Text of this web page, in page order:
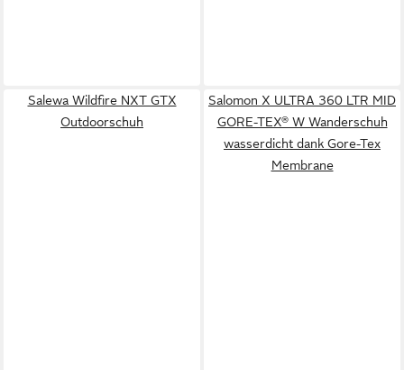
Salewa Wildfire NXT GTX
Outdoorschuh
Salomon X ULTRA 360 LTR MID
GORE-TEX® W Wanderschuh
wasserdicht dank Gore-Tex
Membrane